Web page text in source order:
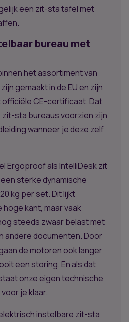
een zit-sta tafel met
bureau met
het assortiment van
gemaakt in de EU en zijn
officiële CE-certificaat. Dat
sta bureaus voorzien zijn
wanneer je deze zelf
Ergoproof als IntelliDesk zit
sterke dynamische
kg per set. Dit lijkt
kant, maar vaak
steeds zwaar belast met
andere documenten. Door
de motoren ook langer
een storing. En als dat
onze eigen technische
je klaar.
instelbare zit-sta